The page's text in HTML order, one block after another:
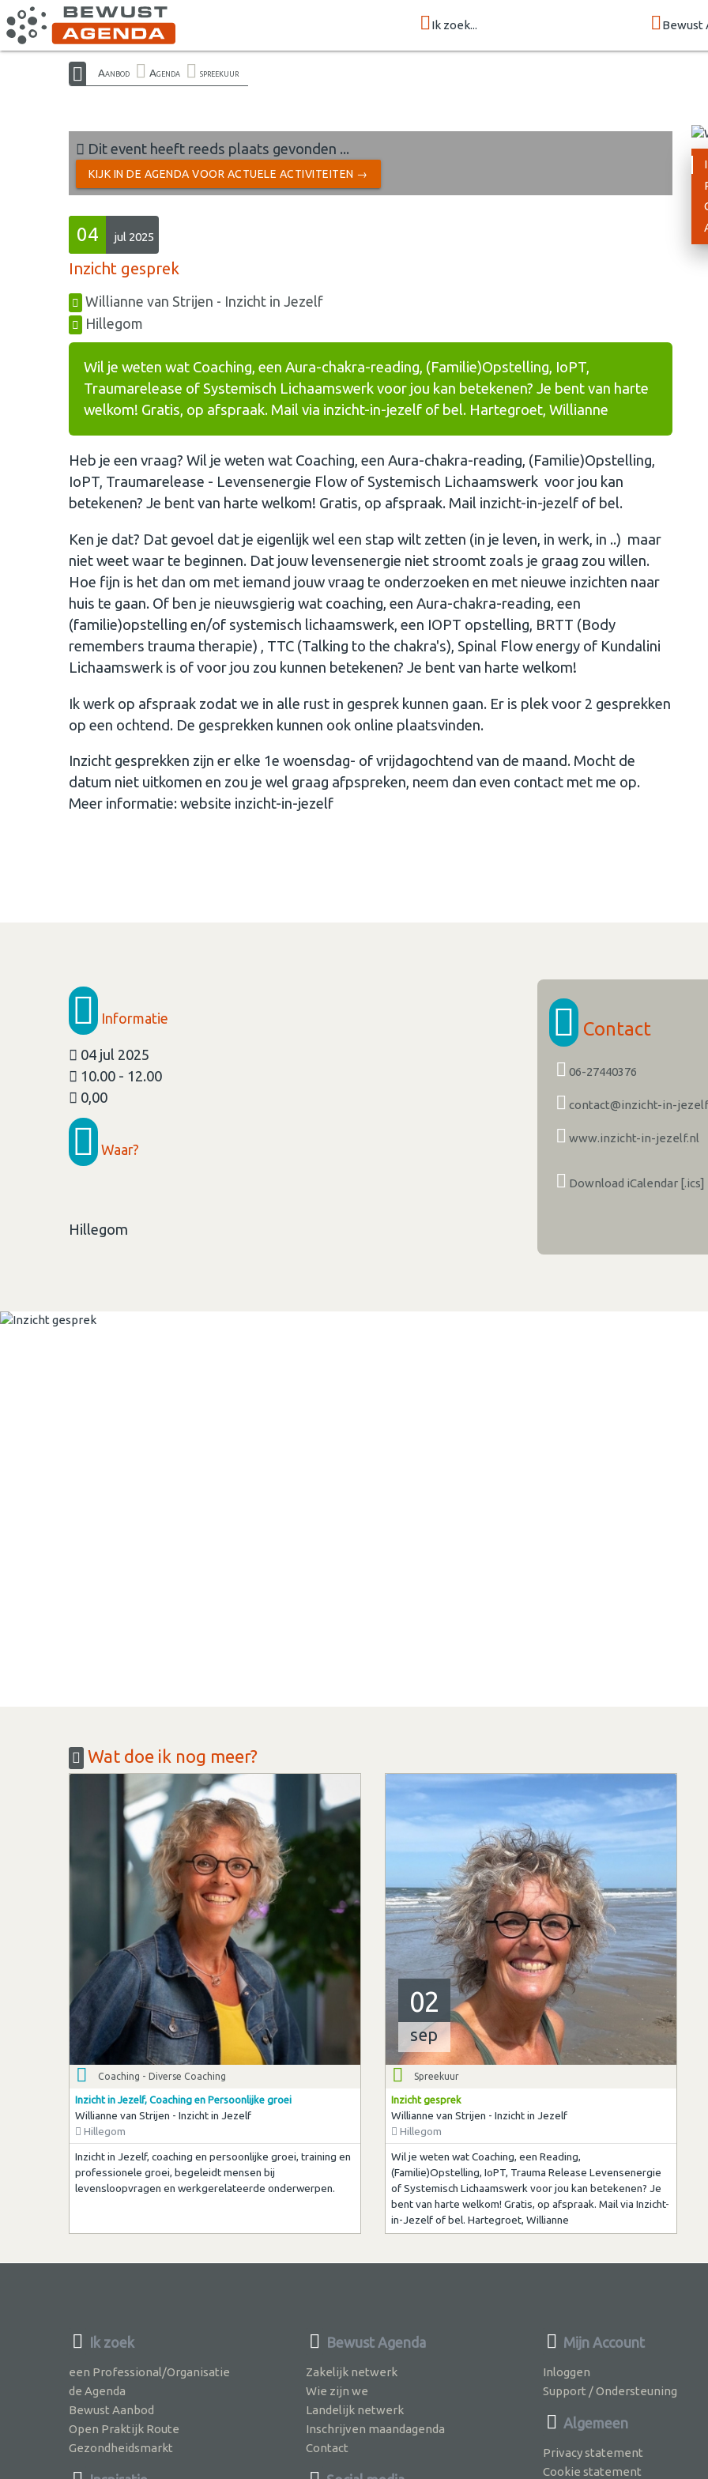
Ik zoek... Bewust
Aanbod Agenda spreekuur
Dit event heeft reeds plaats gevonden ...
KIJK IN DE AGENDA VOOR ACTUELE ACTIVITEITEN →
04 jul 2025
Inzicht gesprek
Willianne van Strijen - Inzicht in Jezelf
Hillegom
Wil je weten wat Coaching, een Aura-chakra-reading, (Familie)Opstelling, IoPT,
Traumarelease of Systemisch Lichaamswerk voor jou kan betekenen? Je bent van harte
welkom! Gratis, op afspraak. Mail via inzicht-in-jezelf of bel. Hartegroet, Willianne
Heb je een vraag? Wil je weten wat Coaching, een Aura-chakra-reading, (Familie)Opstelling,
IoPT, Traumarelease - Levensenergie Flow of Systemisch Lichaamswerk voor jou kan
betekenen? Je bent van harte welkom! Gratis, op afspraak. Mail inzicht-in-jezelf of bel.
Ken je dat? Dat gevoel dat je eigenlijk wel een stap wilt zetten (in je leven, in werk, in ..) maar
niet weet waar te beginnen. Dat jouw levensenergie niet stroomt zoals je graag zou willen.
Hoe fijn is het dan om met iemand jouw vraag te onderzoeken en met nieuwe inzichten naar
huis te gaan. Of ben je nieuwsgierig wat coaching, een Aura-chakra-reading, een
(familie)opstelling en/of systemisch lichaamswerk, een IOPT opstelling, BRTT (Body
remembers trauma therapie) , TTC (Talking to the chakra's), Spinal Flow energy of Kundalini
Lichaamswerk is of voor jou zou kunnen betekenen? Je bent van harte welkom!
Ik werk op afspraak zodat we in alle rust in gesprek kunnen gaan. Er is plek voor 2 gesprekken
op een ochtend. De gesprekken kunnen ook online plaatsvinden.
Inzicht gesprekken zijn er elke 1e woensdag- of vrijdagochtend van de maand. Mocht de
datum niet uitkomen en zou je wel graag afpspreken, neem dan even contact met me op.
Meer informatie: website inzicht-in-jezelf
Informatie
04 jul 2025
10.00 - 12.00
0,00
Waar?
Hillegom
Contact
06-27440376
contact@inzicht-in-
www.inzicht-in-jezelf.nl
Download iCalendar [.ics]
Wat doe ik nog meer?
Coaching - Diverse Coaching
Inzicht in Jezelf, Coaching en Persoonlijke groei
Willianne van Strijen - Inzicht in Jezelf
Hillegom
Inzicht in Jezelf, coaching en persoonlijke groei, training en
professionele groei, begeleidt mensen bij
levensloopvragen en werkgerelateerde onderwerpen.
02
sep
Spreekuur
Inzicht gesprek
Willianne van Strijen - Inzicht in Jezelf
Hillegom
Wil je weten wat Coaching, een Reading,
(Familie)Opstelling, IoPT, Trauma Release Levensenergie
of Systemisch Lichaamswerk voor jou kan betekenen? Je
bent van harte welkom! Gratis, op afspraak. Mail via Inzicht-
in-Jezelf of bel. Hartegroet, Willianne
Ik zoek
een Professional/Organisatie
de Agenda
Bewust Aanbod
Open Praktijk Route
Gezondheidsmarkt
Bewust Agenda
Zakelijk netwerk
Wie zijn we
Landelijk netwerk
Inschrijven maandagenda
Contact
Mijn Account
Inloggen
Support / Ondersteuning
Algemeen
Privacy statement
Cookie statement